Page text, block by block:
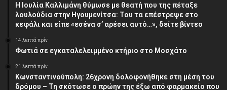
Η Ιουλία Καλλιμάνη θύμωσε με θεατή που της πέταξε
λουλούδια στην Ηγουμενίτσα: Του τα επέστρεψε στο
κεφάλι και είπε «εσένα σ’ αρέσει αυτό…», δείτε βίντεο
14 λεπτά πρίν
Φωτιά σε εγκαταλελειμμένο κτήριο στο Μοσχάτο
21 λεπτά πρίν
Κωνσταντινούπολη: 26χρονη δολοφονήθηκε στη μέση του
δρόμου – Τη σκότωσε ο πρώην της έξω από φαρμακείο που